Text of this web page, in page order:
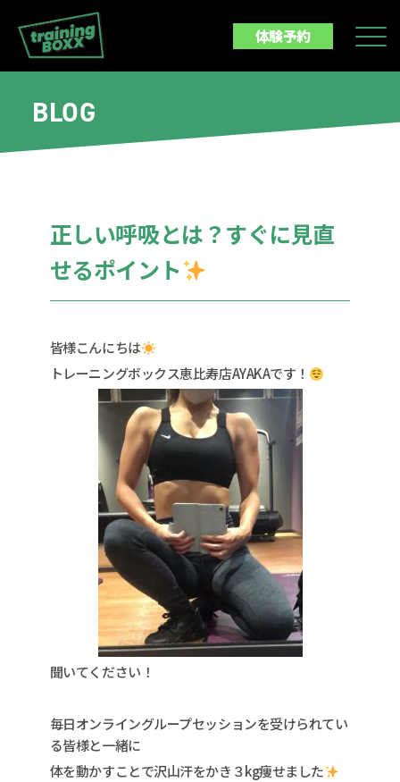
体験予約
BLOG
正しい呼吸とは？すぐに見直
せるポイント
皆様こんにちは
トレーニングボックス恵比寿店AYAKAです！
聞いてください！
毎日オンライングループセッションを受けられてい
る皆様と一緒に
体を動かすことで沢山汗をかき３kg痩せました